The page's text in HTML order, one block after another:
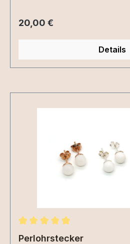
Regulärer Preis:
20,00 €
Details
Durchschnittliche Bewertung
Perlohrstecker